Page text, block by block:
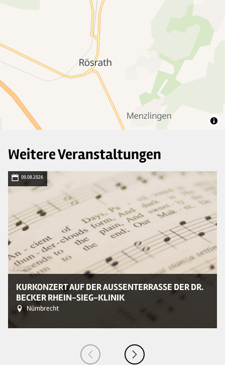
Weitere Veranstaltungen
09.08.2026
© pixabay
KURKONZERT AUF DER AUSSENTERRASSE DER DR. B
ECKER RHEIN-SIEG-KLINIK
Nümbrecht